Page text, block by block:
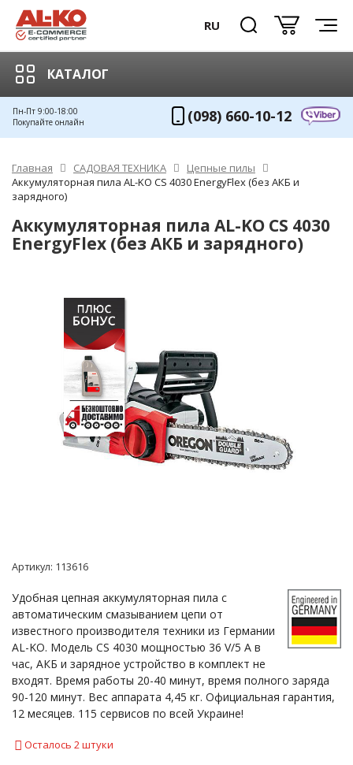
RU
КАТАЛОГ
Пн-Пт 9:00-18:00
Покупайте онлайн
(098) 660-10-12
Главная САДОВАЯ ТЕХНИКА
Цепные пилы
Аккумуляторная пила AL-KO CS 4030 EnergyFlex (без АКБ и
зарядного)
Аккумуляторная пила AL-KO CS 4030
EnergyFlex (без АКБ и зарядного)
Артикул: 113616
Удобная цепная аккумуляторная пила с
автоматическим смазыванием цепи от
известного производителя техники из Германии
AL-KO. Модель CS 4030 мощностью 36 V/5 А в
час, АКБ и зарядное устройство в комплект не
входят. Время работы 20-40 минут, время полного заряда
90-120 минут. Вес аппарата 4,45 кг. Официальная гарантия,
12 месяцев. 115 сервисов по всей Украине!
Осталось 2 штуки